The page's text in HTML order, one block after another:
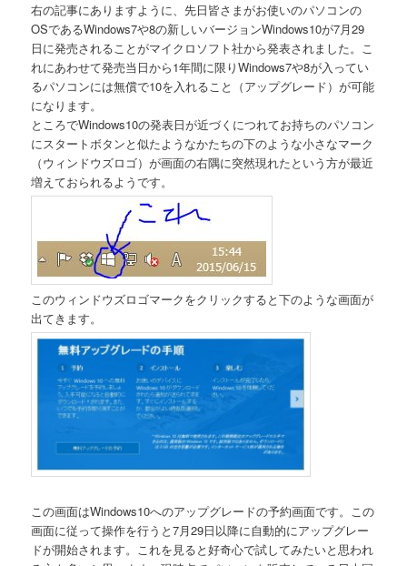
右の記事にありますように、先日皆さまがお使いのパソコンの
OSであるWindows7や8の新しいバージョンWindows10が7月29
日に発売されることがマイクロソフト社から発表されました。こ
れにあわせて発売当日から1年間に限りWindows7や8が入ってい
るパソコンには無償で10を入れること（アップグレード）が可能
になります。
ところでWindows10の発表日が近づくにつれてお持ちのパソコン
にスタートボタンと似たようなかたちの下のような小さなマーク
（ウィンドウズロゴ）が画面の右隅に突然現れたという方が最近
増えておられるようです。
このウィンドウズロゴマークをクリックすると下のような画面が
出てきます。
この画面はWindows10へのアップグレードの予約画面です。この
画面に従って操作を行うと7月29日以降に自動的にアップグレー
ドが開始されます。これを見ると好奇心で試してみたいと思われ